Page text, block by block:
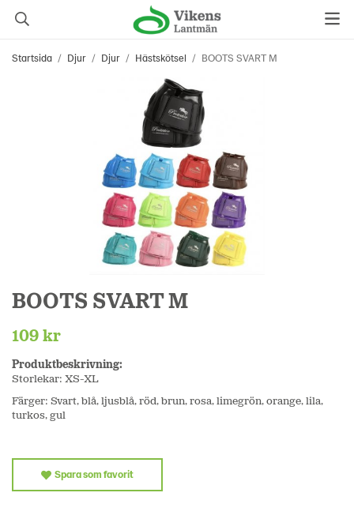
Startsida / Djur / Djur / Hästskötsel / BOOTS SVART M
BOOTS SVART M
109 kr
Produktbeskrivning:
Storlekar: XS-XL
Färger: Svart, blå, ljusblå, röd, brun, rosa, limegrön, orange, lila,
turkos, gul
Spara som favorit